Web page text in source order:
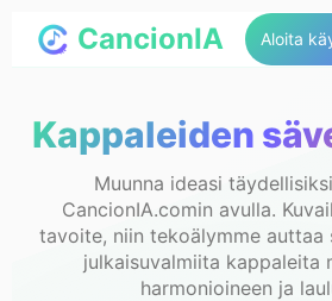
CancionIA Aloita
Kappaleiden
Muunna ideasi
CancionIA.comin avulla.
tavoite, niin tekoälymme auttaa
julkaisuvalmiita kappaleita
harmonioineen ja